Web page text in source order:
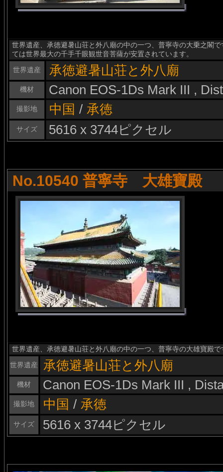
世界遺産、承徳避暑山荘と外八廟の中の一つ、普寧寺の大乗之閣
ては世界最大の千手千眼観世音菩薩が安置されています。
世界遺産
承徳避暑山荘と外八廟
機材 Canon EOS-1Ds Mark III ,
撮影地 中国 / 承徳
サイズ 5616 x 3744ピクセル
No.10540 普寧寺 大雄寶殿
世界遺産、承徳避暑山荘と外八廟の中の一つ、普寧寺の大雄寶殿で
世界遺産
承徳避暑山荘と外八廟
機材 Canon EOS-1Ds Mark III ,
撮影地 中国 / 承徳
サイズ 5616 x 3744ピクセル